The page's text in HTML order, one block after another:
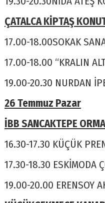
ÇATALCA KİPTAŞ
17.00-18.00SOKAK
17.00-18.00 “KRALIN
19.00-20.30 NURDAN
26 Temmuz Pazar
İBB SANCAKTEPE
16.30-17.30 KÜÇÜK
17.30-18.30 ESKİMODA
19.00-20.00 ERENSOY